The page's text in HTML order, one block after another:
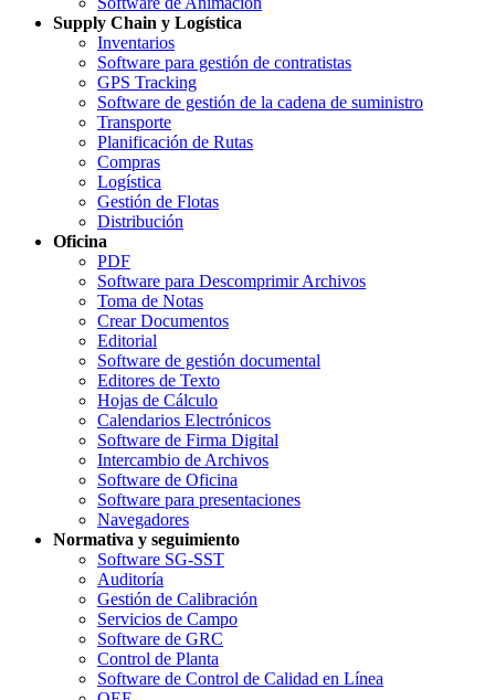
Supply Chain y Logística
Inventarios
Software para gestión de contratistas
GPS Tracking
Software de gestión de la cadena de suministro
Transporte
Planificación de Rutas
Compras
Logística
Gestión de Flotas
Distribución
Oficina
PDF
Software para Descomprimir Archivos
Toma de Notas
Crear Documentos
Editorial
Software de gestión documental
Editores de Texto
Hojas de Cálculo
Calendarios Electrónicos
Software de Firma Digital
Intercambio de Archivos
Software de Oficina
Software para presentaciones
Navegadores
Normativa y seguimiento
Software SG-SST
Auditoría
Gestión de Calibración
Servicios de Campo
Software de GRC
Control de Planta
Software de Control de Calidad en Línea